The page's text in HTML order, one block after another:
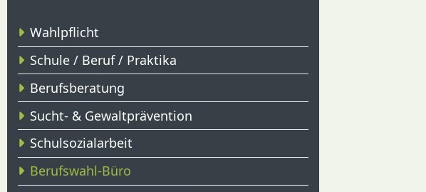
Wahlpflicht
Schule / Beruf / Praktika
Berufsberatung
Sucht- & Gewaltprävention
Schulsozialarbeit
Berufswahl-Büro